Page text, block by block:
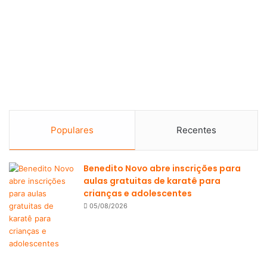
Populares Recentes
Benedito Novo abre inscrições para
aulas gratuitas de karatê para
crianças e adolescentes
05/08/2026